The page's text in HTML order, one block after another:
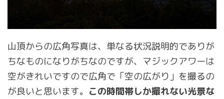
山頂からの広角写真は、単なる状況説明的でありが
ちなものになりがちなのですが、マジックアワーは
空がきれいですので広角で「空の広がり」を撮るの
が良いと思います。 この時間帯しか撮れない光景な